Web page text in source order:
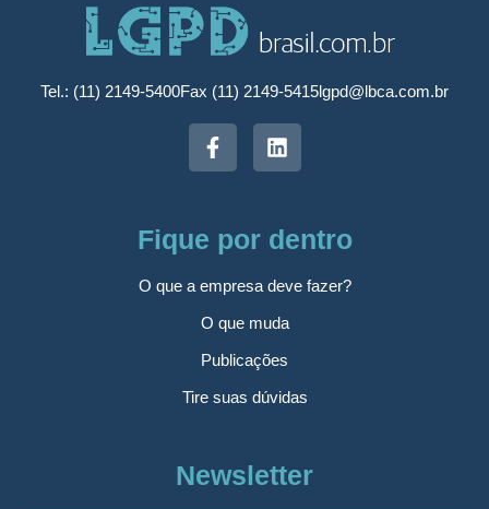
Tel.: (11) 2149-5400Fax (11) 2149-5415lgpd@lbca.com.br
Fique por dentro
O que a empresa deve fazer?
O que muda
Publicações
Tire suas dúvidas
Newsletter